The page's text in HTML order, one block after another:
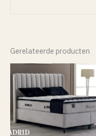
Gerelateerde producten